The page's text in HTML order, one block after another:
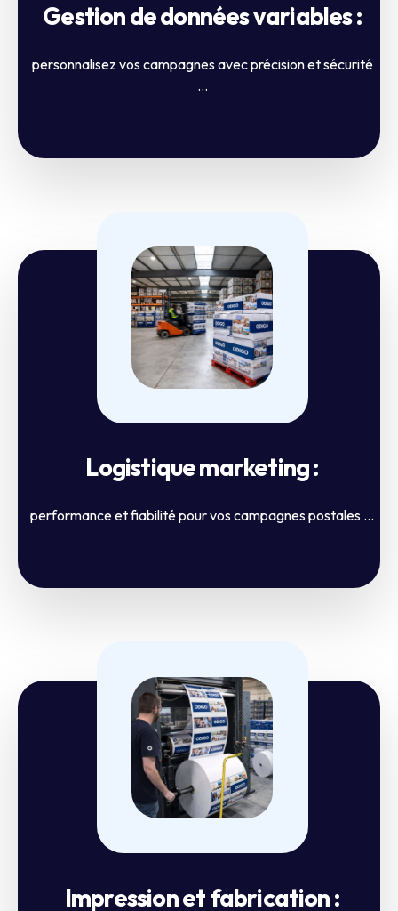
Gestion de données variables :
personnalisez vos campagnes avec précision et sécurité
...
Logistique marketing :
performance et fiabilité pour vos campagnes postales ...
Impression et fabrication :